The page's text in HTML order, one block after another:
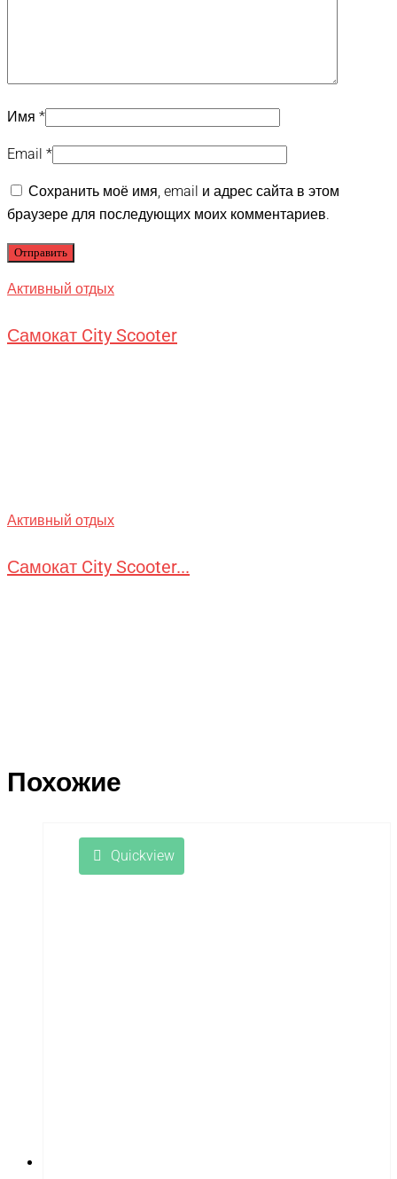
Имя *
Email *
Сохранить моё имя, email и адрес сайта в этом
браузере для последующих моих комментариев.
Активный отдых
Самокат City Scooter
Активный отдых
Самокат City Scooter...
Похожие
Quickview